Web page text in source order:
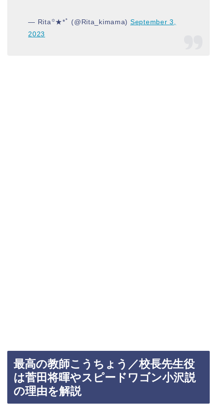
— Rita꙳★*ﾟ (@Rita_kimama) September 3,
2023
最高の教師こうちょう／校長先生役
は菅田将暉やスピードワゴン小沢説
の理由を解説